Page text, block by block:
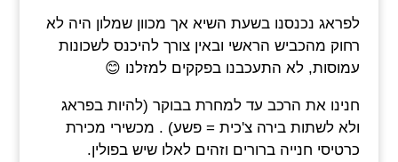
לפראג נכנסנו בשעת השיא אך מכוון שמלון היה לא
רחוק מהכביש הראשי ובאין צורך להיכנס לשכונות
עמוסות, לא התעכבנו בפקקים למזלנו 😊
חנינו את הרכב עד למחרת בבוקר (להיות בפראג
ולא לשתות בירה צ'כית = פשע) . מכשירי מכירת
כרטיסי חנייה ברורים וזהים לאלו שיש בפולין.